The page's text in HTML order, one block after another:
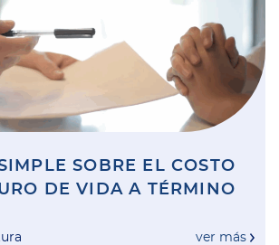
SOBRE EL COSTO
DE VIDA A TÉRMINO
ver más